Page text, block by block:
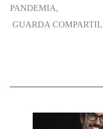
PANDEMIA,
GUARDA